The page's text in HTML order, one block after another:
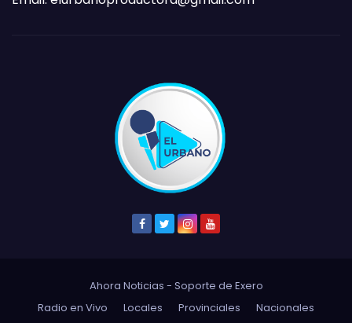
Ahora Noticias - Soporte de Exero
Radio en Vivo
Locales Provinciales Nacionales